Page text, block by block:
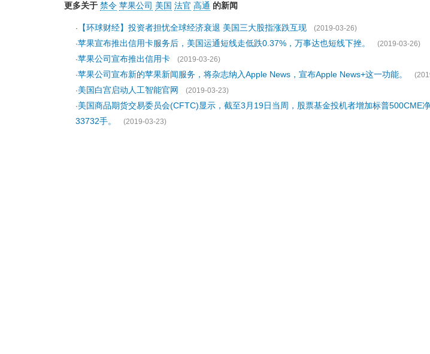
更多关于 禁令 苹果公司 美国 法官 高通 的新闻
· 【环球财经】投资者担忧全球经济衰退 美国三大股指涨跌互现
(2019-03-26)
·苹果宣布推出信用卡服务后，美国运通短线走低跌0.37%，万事达也短线下挫。
(2019-03-26)
·苹果公司宣布推出信用卡
(2019-03-26)
·苹果公司宣布新的苹果新闻服务，将杂志纳入Apple News，宣布Apple News+这一功能。
·美国白宫启动人工智能官网
(2019-03-23)
·美国商品期货交易委员会(CFTC)显示，截至3月19日当周，股票基金投机者增加标普500CME
33732手。
(2019-03-23)